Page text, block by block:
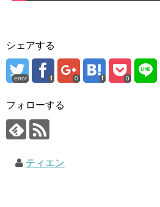
シェアする
error 0 0
フォローする
ティエン